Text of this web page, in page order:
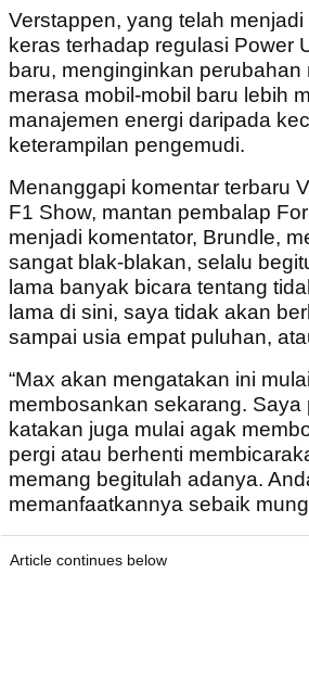
Verstappen, yang telah
keras terhadap regulasi Power
baru, menginginkan
merasa mobil-mobil baru lebih
manajemen energi daripada
keterampilan pengemudi.
Menanggapi komentar terbaru
F1 Show, mantan pembalap
menjadi komentator, Brundle,
sangat blak-blakan, selalu
lama banyak bicara tentang
lama di sini, saya tidak akan
sampai usia empat puluhan,
“Max akan mengatakan ini
membosankan sekarang. Saya
katakan juga mulai agak
pergi atau berhenti
memang begitulah adanya.
memanfaatkannya sebaik
Article continues below